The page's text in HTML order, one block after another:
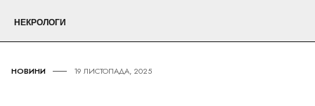
НЕКРОЛОГИ
НОВИНИ 19 ЛИСТОПАДА, 2025